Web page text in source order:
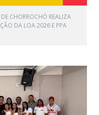
DE CHORROCHÓ REALIZA
DA LOA 2026 E PPA